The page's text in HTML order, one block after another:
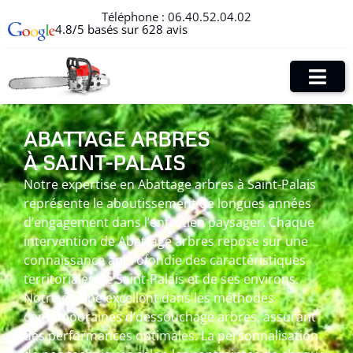
Téléphone : 06.40.52.04.02
4.8/5 basés sur 628 avis
ABATTAGE ARBRES
À SAINT-PALAIS
Notre expertise en Abattage arbres à Saint-Palais
représente le aboutissement de longues années
d’engagement dans l’entretien paysager. Chaque
intervention de Abattage arbres repose sur une
connaissance approfondie des caractéristiques
territoriales de Saint-Palais et de ses environs.
Notre équipe excellent dans les méthodes
contemporaines d’dessouchage arbres, assurant
des performances optimales. La personnalisation